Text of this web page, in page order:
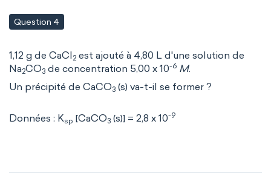
Question 4
1,12 g de CaCl2 est ajouté à 4,80 L d'une solution de
Na2CO3 de concentration 5,00 x 10-6 M.
Un précipité de CaCO3 (s) va-t-il se former ?
Données : Ksp [CaCO3 (s)] = 2,8 x 10-9